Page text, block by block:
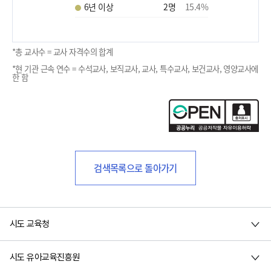
6년 이상
2명 15.4%
*총 교사수 = 교사 자격수의 합계
*현 기관 근속 연수 = 수석교사, 보직교사, 교사, 특수교사, 보건교사, 영양교사에
한 함
검색목록으로 돌아가기
시도 교육청
시도 유아교육진흥원